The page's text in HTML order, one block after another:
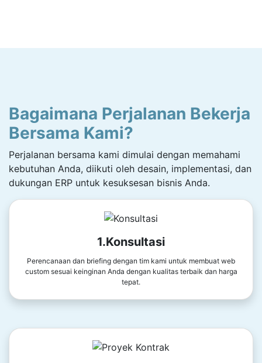
Bagaimana Perjalanan Bekerja
Bersama Kami?
Perjalanan bersama kami dimulai dengan memahami
kebutuhan Anda, diikuti oleh desain, implementasi, dan
dukungan ERP untuk kesuksesan bisnis Anda.
1.Konsultasi
Perencanaan dan briefing dengan tim kami untuk membuat web
custom sesuai keinginan Anda dengan kualitas terbaik dan harga
tepat.